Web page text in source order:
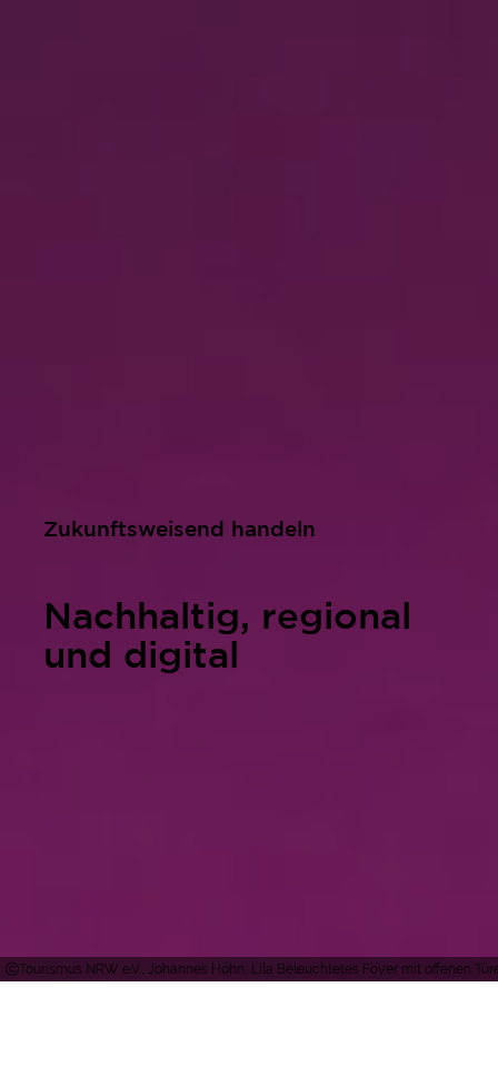
Tourismus NRW e.V., Johannes Höhn, Lila Beleuchtetes Foyer mit offenen
Zukunftsweisend handeln
Nachhaltig, regional
und digital